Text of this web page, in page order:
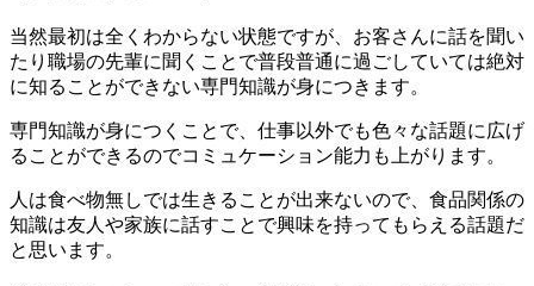
当然最初は全くわからない状態ですが、お客さんに話を聞い
たり職場の先輩に聞くことで普段普通に過ごしていては絶対
に知ることができない専門知識が身につきます。
専門知識が身につくことで、仕事以外でも色々な話題に広げ
ることができるのでコミュケーション能力も上がります。
人は食べ物無しでは生きることが出来ないので、食品関係の
知識は友人や家族に話すことで興味を持ってもらえる話題だ
と思います。